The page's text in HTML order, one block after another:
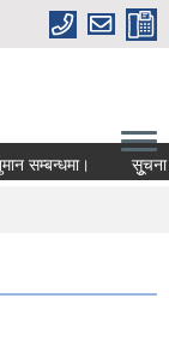
सम्बन्धमा। सूुचना ।